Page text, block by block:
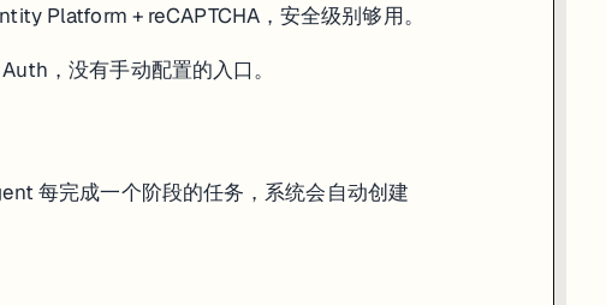
Platform + reCAPTCHA，安全级别够用。
，没有手动配置的入口。
每完成一个阶段的任务，系统会自动创建